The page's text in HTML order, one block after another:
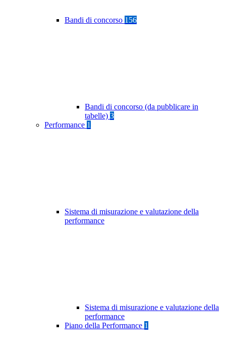
Bandi di concorso 156
Bandi di concorso (da pubblicare in
tabelle) 3
Performance 1
Sistema di misurazione e valutazione della
performance
Sistema di misurazione e valutazione della
performance
Piano della Performance 1